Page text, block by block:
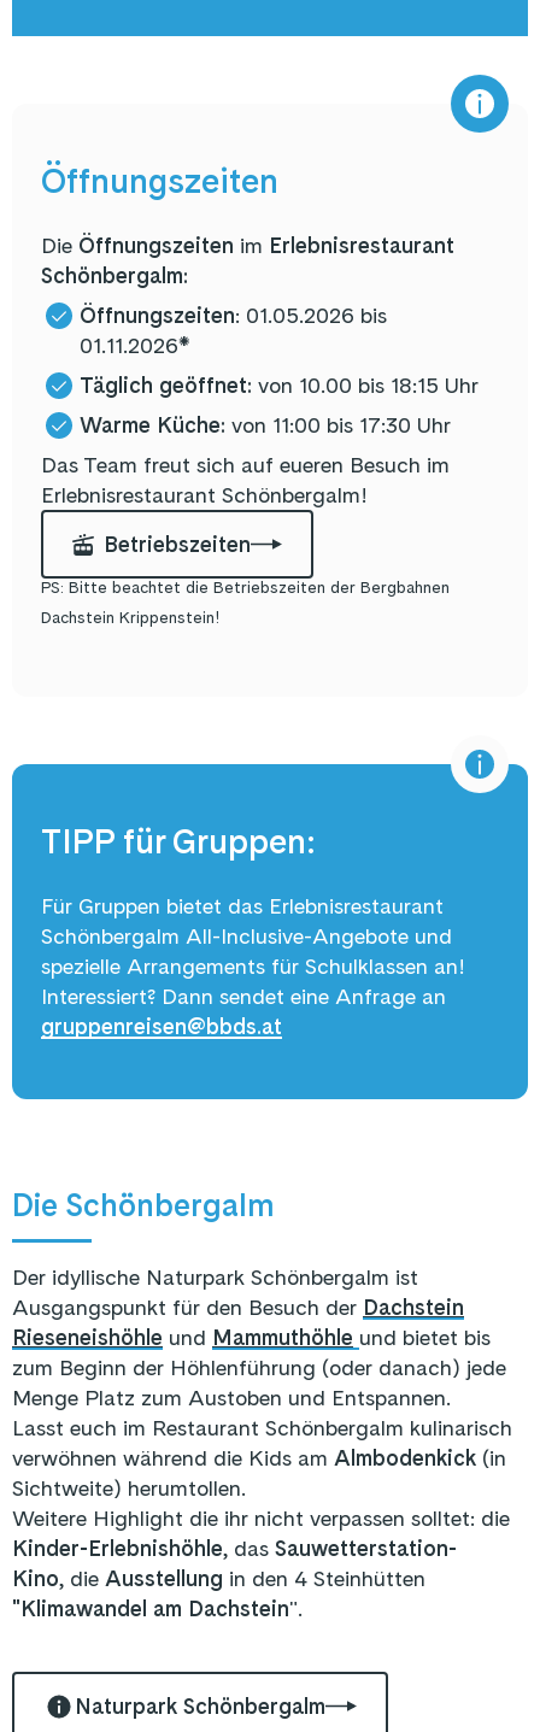
Öffnungszeiten
Die Öffnungszeiten im Erlebnisrestaurant
Schönbergalm:
Öffnungszeiten: 01.05.2026 bis
01.11.2026*
Täglich geöffnet: von 10.00 bis 18:15 Uhr
Warme Küche: von 11:00 bis 17:30 Uhr
Das Team freut sich auf eueren Besuch im
Erlebnisrestaurant Schönbergalm!
Betriebszeiten
PS: Bitte beachtet die Betriebszeiten der Bergbahnen
Dachstein Krippenstein!
TIPP für Gruppen:
Für Gruppen bietet das Erlebnisrestaurant
Schönbergalm All-Inclusive-Angebote und
spezielle Arrangements für Schulklassen an!
Interessiert? Dann sendet eine Anfrage an
gruppenreisen@bbds.at
Die Schönbergalm
Der idyllische Naturpark Schönbergalm ist
Ausgangspunkt für den Besuch der Dachstein
Rieseneishöhle und Mammuthöhle und bietet bis
zum Beginn der Höhlenführung (oder danach) jede
Menge Platz zum Austoben und Entspannen.
Lasst euch im Restaurant Schönbergalm kulinarisch
verwöhnen während die Kids am Almbodenkick (in
Sichtweite) herumtollen.
Weitere Highlight die ihr nicht verpassen solltet: die
Kinder-Erlebnishöhle, das Sauwetterstation-
Kino, die Ausstellung in den 4 Steinhütten
"Klimawandel am Dachstein".
Naturpark Schönbergalm